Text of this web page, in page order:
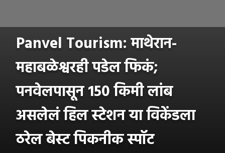
Panvel Tourism: माथेरान-
महाबळेश्वरही पडेल फिकं;
पनवेलपासून 150 किमी लांब
असलेलं हिल स्टेशन या विकेंडला
ठरेल बेस्ट पिकनीक स्पॉट